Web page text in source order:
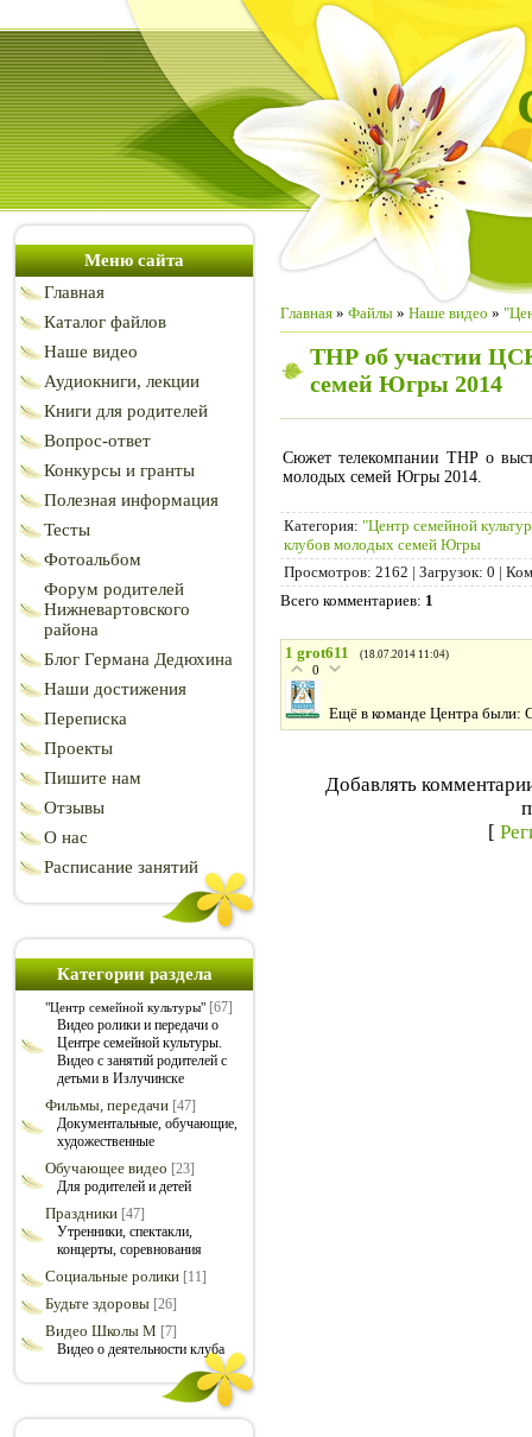
Меню сайта
Главная
Каталог файлов
Наше видео
Аудиокниги, лекции
Книги для родителей
Вопрос-ответ
Конкурсы и гранты
Полезная информация
Тесты
Фотоальбом
Форум родителей
Нижневартовского
района
Блог Германа Дедюхина
Наши достижения
Переписка
Проекты
Пишите нам
Отзывы
О нас
Расписание занятий
Категории раздела
"Центр семейной культуры" [67]
Видео ролики и передачи о
Центре семейной культуры.
Видео с занятий родителей с
детьми в Излучинске
Фильмы, передачи [47]
Документальные, обучающие,
художественные
Обучающее видео [23]
Для родителей и детей
Праздники [47]
Утренники, спектакли,
концерты, соревнования
Социальные ролики [11]
Будьте здоровы [26]
Видео Школы М [7]
Видео о деятельности клуба
Главная » Файлы » Наше видео »
ТНР об участии
семей Югры 2014
Сюжет телекомпании ТНР о
молодых семей Югры 2014.
Категория: "Центр семейной
клубов молодых семей Югры
Просмотров: 2162 | Загрузок: 0 |
Всего комментариев: 1
1 grot611 (18.07.2014 11:04)
0
Ещё в команде Центра были:
Добавлять
[